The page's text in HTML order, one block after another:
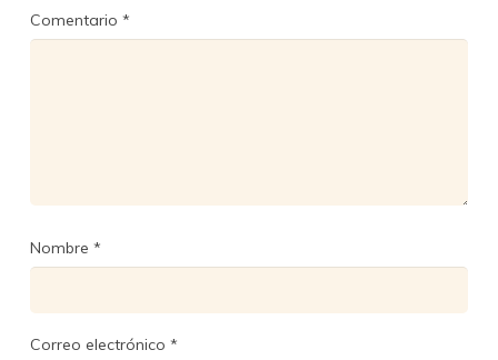
Comentario *
Nombre *
Correo electrónico *